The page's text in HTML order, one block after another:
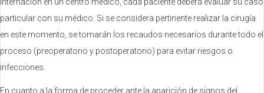
particular con su médico. Si se considera pertinente realizar la cirugía
en este momento, se tomarán los recaudos necesarios durante todo el
proceso (preoperatorio y postoperatorio) para evitar riesgos o
infecciones.
En cuanto a la forma de proceder ante la aparición de signos del